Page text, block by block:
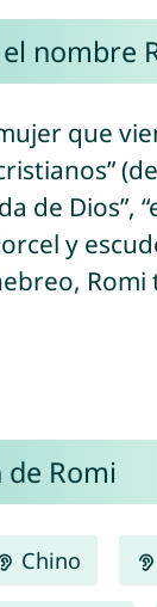
nombre
que
(de
de Dios”,
y
de Romi
Chino